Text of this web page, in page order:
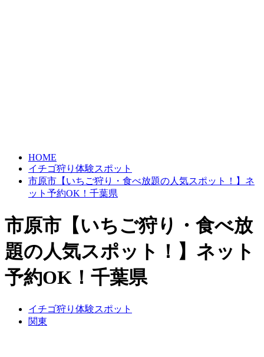
HOME
イチゴ狩り体験スポット
市原市【いちご狩り・食べ放題の人気スポット！】ネ
ット予約OK！千葉県
市原市【いちご狩り・食べ放
題の人気スポット！】ネット
予約OK！千葉県
イチゴ狩り体験スポット
関東